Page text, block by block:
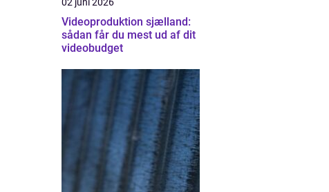
Videoproduktion sjælland:
sådan får du mest ud af dit
videobudget